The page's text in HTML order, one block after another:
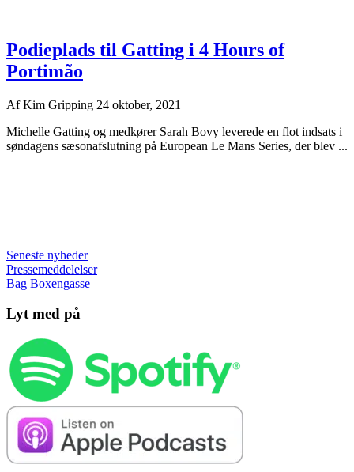
Podieplads til Gatting i 4 Hours of
Portimão
AfKim Gripping 24 oktober, 2021
Michelle Gatting og medkører Sarah Bovy leverede en flot indsats i
søndagens sæsonafslutning på European Le Mans Series, der blev ...
Seneste nyheder
Pressemeddelelser
Bag Boxengasse
Lyt med på